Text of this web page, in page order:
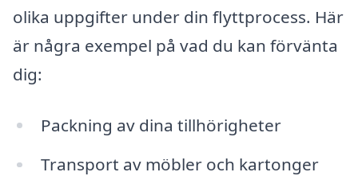
olika uppgifter under din flyttprocess. Här
är några exempel på vad du kan förvänta
dig:
Packning av dina tillhörigheter
Transport av möbler och kartonger